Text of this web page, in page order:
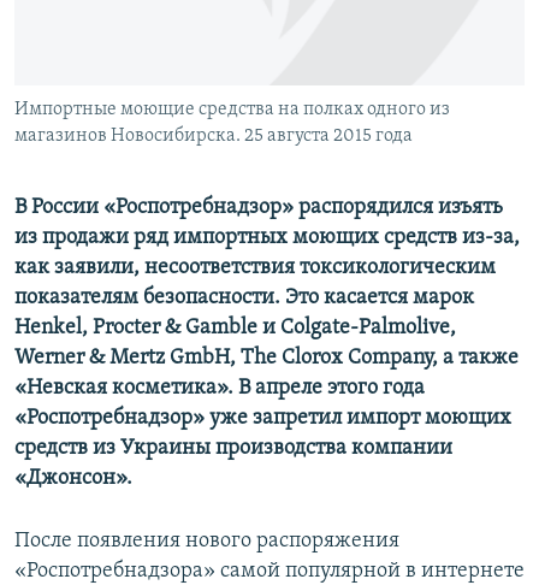
ELIFBE
Импортные моющие средства на полках одного из
магазинов Новосибирска. 25 августа 2015 года
В России «Роспотребнадзор» распорядился изъять
из продажи ряд импортных моющих средств из-за,
как заявили, несоответствия токсикологическим
показателям безопасности. Это касается марок
Henkel, Procter & Gamble и Colgate-Palmolive,
Werner & Mertz GmbH, The Clorox Company, а также
«Невская косметика». В апреле этого года
«Роспотребнадзор» уже запретил импорт моющих
средств из Украины производства компании
«Джонсон».
После появления нового распоряжения
«Роспотребнадзора» самой популярной в интернете